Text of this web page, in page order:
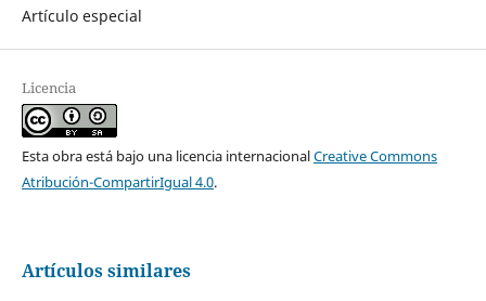
Artículo especial
Licencia
Esta obra está bajo una licencia internacionalCreative Commons
Atribución-CompartirIgual 4.0.
Artículos similares